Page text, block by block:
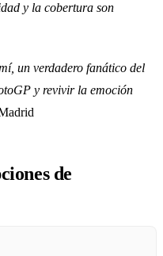
y la cobertura son
un verdadero fanático del
y revivir la emoción
de